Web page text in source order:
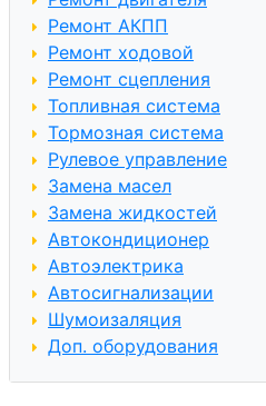
Ремонт АКПП
Ремонт ходовой
Ремонт сцепления
Топливная система
Тормозная система
Рулевое управление
Замена масел
Замена жидкостей
Автокондиционер
Автоэлектрика
Автосигнализации
Шумоизаляция
Доп. оборудования